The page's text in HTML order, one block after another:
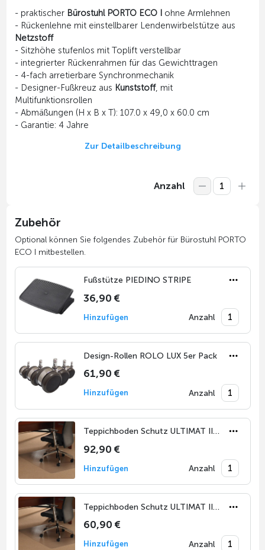
- praktischer Bürostuhl PORTO ECO Iohne Armlehnen
- Rückenlehne mit einstellbarer Lendenwirbelstütze aus
Netzstoff
- Sitzhöhe stufenlos mit Toplift verstellbar
- integrierter Rückenrahmen für das Gewichttragen
- 4-fach arretierbare Synchronmechanik
- Designer-Fußkreuz aus Kunststoff, mit
Multifunktionsrollen
- Abmäßungen (H x B x T): 107.0 x 49,0 x 60.0 cm
- Garantie: 4 Jahre
Zur Detailbeschreibung
Anzahl
Zubehör
Optional können Sie folgendes Zubehör für Bürostuhl PORTO
ECO I mitbestellen.
Fußstütze PIEDINO STRIPE
36,90 €
Hinzufügen Anzahl
Design-Rollen ROLO LUX 5er Pack
61,90 €
Hinzufügen Anzahl
Teppichboden Schutz ULTIMAT II 116 x 150 cm
92,90 €
Hinzufügen Anzahl
Teppichboden Schutz ULTIMAT II 120 x 90 cm
60,90 €
Hinzufügen Anzahl